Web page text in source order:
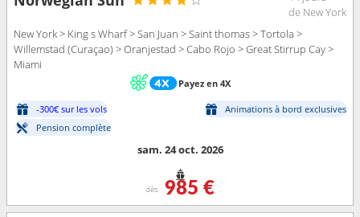
de New York
New York > King s Wharf > San Juan > Saint thomas > Tortola >
Willemstad (Curaçao) > Oranjestad > Cabo Rojo > Great Stirrup Cay >
Miami
Payez en 4X
-300€ sur les vols
Animations à bord exclusives
Pension complète
sam. 24 oct. 2026
dès 985 €